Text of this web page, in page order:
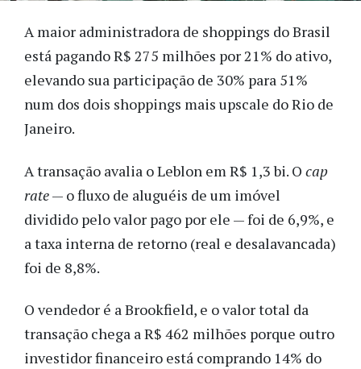
A maior administradora de shoppings do Brasil
está pagando R$ 275 milhões por 21% do ativo,
elevando sua participação de 30% para 51%
num dos dois shoppings mais upscale do Rio de
Janeiro.
A transação avalia o Leblon em R$ 1,3 bi. O cap
rate— o fluxo de aluguéis de um imóvel
dividido pelo valor pago por ele — foi de 6,9%, e
a taxa interna de retorno (real e desalavancada)
foi de 8,8%.
O vendedor é a Brookfield, e o valor total da
transação chega a R$ 462 milhões porque outro
investidor financeiro está comprando 14% do